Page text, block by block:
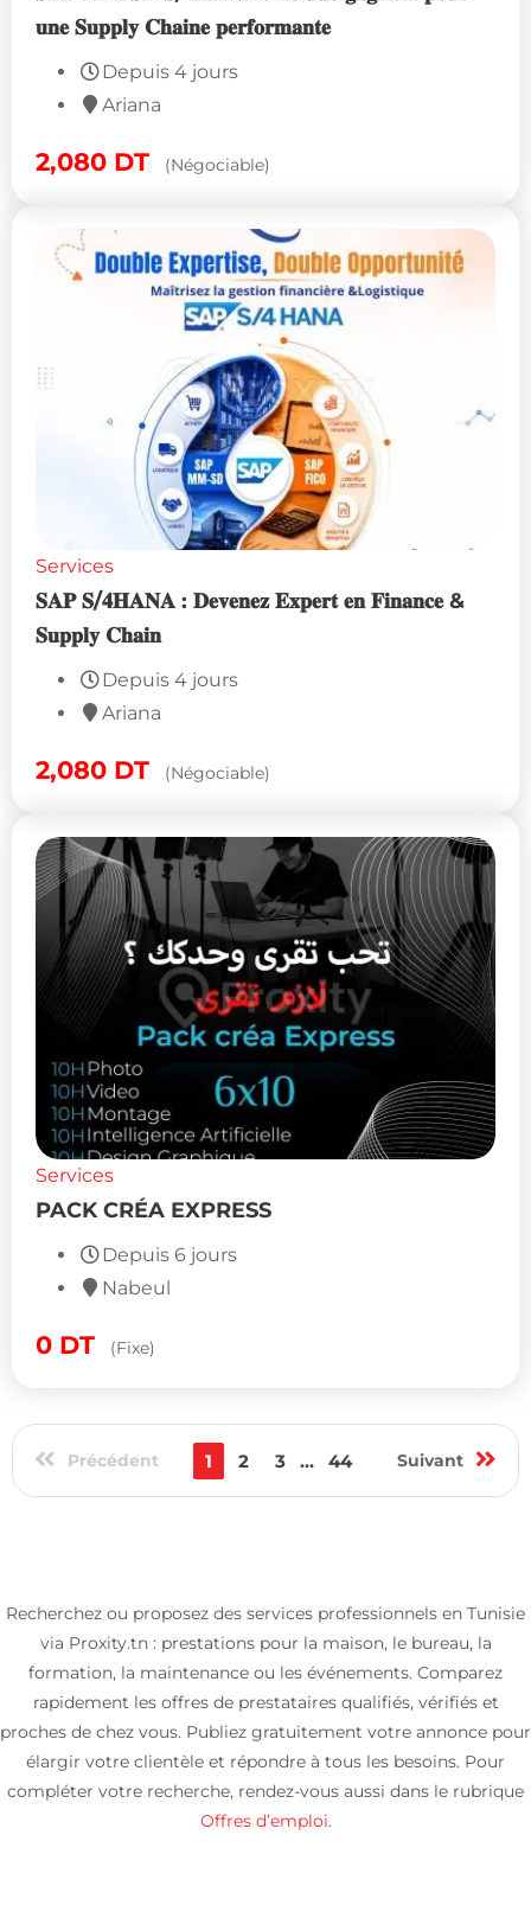
𝐮𝐧𝐞 𝐒𝐮𝐩𝐩𝐥𝐲 𝐂𝐡𝐚𝐢𝐧𝐞 𝐩𝐞𝐫𝐟𝐨𝐫𝐦𝐚𝐧𝐭𝐞
Depuis 4 jours
Ariana
2,080 DT (Négociable)
Services
𝐒𝐀𝐏 𝐒/𝟒𝐇𝐀𝐍𝐀 : 𝐃𝐞𝐯𝐞𝐧𝐞𝐳 𝐄𝐱𝐩𝐞𝐫𝐭 𝐞𝐧 𝐅𝐢𝐧𝐚𝐧𝐜𝐞 &
𝐒𝐮𝐩𝐩𝐥𝐲 𝐂𝐡𝐚𝐢𝐧
Depuis 4 jours
Ariana
2,080 DT (Négociable)
Services
PACK CRÉA EXPRESS
Depuis 6 jours
Nabeul
0 DT (Fixe)
Précédent 1 2 3 ... 44 Suivant
Recherchez ou proposez des services professionnels en Tunisie
via Proxity.tn : prestations pour la maison, le bureau, la
formation, la maintenance ou les événements. Comparez
rapidement les offres de prestataires qualifiés, vérifiés et
proches de chez vous. Publiez gratuitement votre annonce pour
élargir votre clientèle et répondre à tous les besoins. Pour
compléter votre recherche, rendez-vous aussi dans le rubrique
Offres d’emploi.